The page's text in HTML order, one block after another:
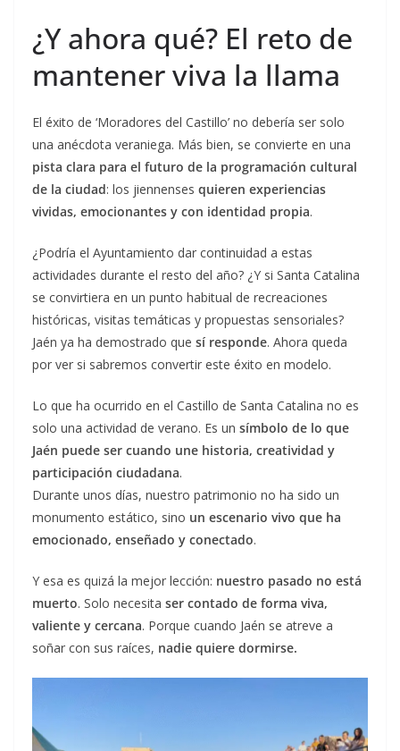
¿Y ahora qué? El reto de
mantener viva la llama
El éxito de ‘Moradores del Castillo’ no debería ser solo
una anécdota veraniega. Más bien, se convierte en una
pista clara para el futuro de la programación cultural
de la ciudad: los jiennenses quieren experiencias
vividas, emocionantes y con identidad propia.
¿Podría el Ayuntamiento dar continuidad a estas
actividades durante el resto del año? ¿Y si Santa Catalina
se convirtiera en un punto habitual de recreaciones
históricas, visitas temáticas y propuestas sensoriales?
Jaén ya ha demostrado que sí responde. Ahora queda
por ver si sabremos convertir este éxito en modelo.
Lo que ha ocurrido en el Castillo de Santa Catalina no es
solo una actividad de verano. Es un símbolo de lo que
Jaén puede ser cuando une historia, creatividad y
participación ciudadana.
Durante unos días, nuestro patrimonio no ha sido un
monumento estático, sino un escenario vivo que ha
emocionado, enseñado y conectado.
Y esa es quizá la mejor lección: nuestro pasado no está
muerto. Solo necesita ser contado de forma viva,
valiente y cercana. Porque cuando Jaén se atreve a
soñar con sus raíces, nadie quiere dormirse.